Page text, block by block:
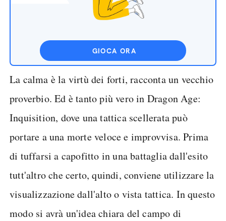
GIOCA ORA
La calma è la virtù dei forti, racconta un vecchio
proverbio. Ed è tanto più vero in Dragon Age:
Inquisition, dove una tattica scellerata può
portare a una morte veloce e improvvisa. Prima
di tuffarsi a capofitto in una battaglia dall'esito
tutt'altro che certo, quindi, conviene utilizzare la
visualizzazione dall'alto o vista tattica. In questo
modo si avrà un'idea chiara del campo di